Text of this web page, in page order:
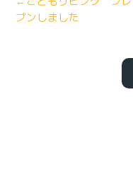
プンしました